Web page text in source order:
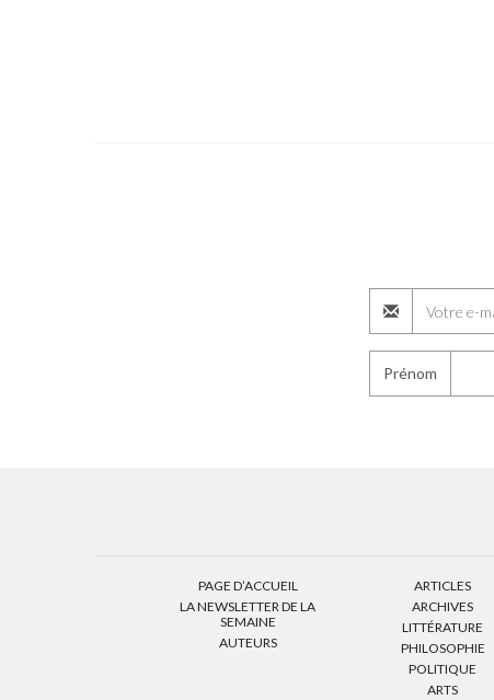
Prénom
PAGE D’ACCUEIL
LA NEWSLETTER DE LA
SEMAINE
AUTEURS
ARTICLES
ARCHIVES
LITTÉRATURE
PHILOSOPHIE
POLITIQUE
ARTS